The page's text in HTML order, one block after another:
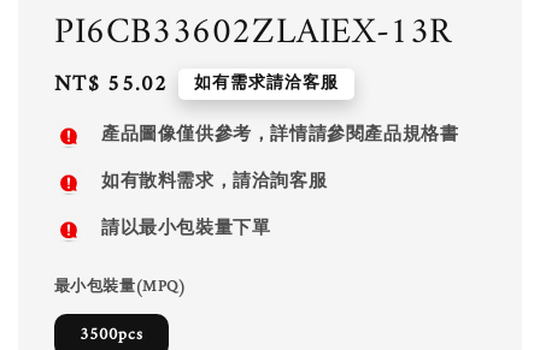
PI6CB33602ZLAIEX-13R
Regular
price
NT$ 55.02 如有需求請洽客服
產品圖像僅供參考，詳情請參閱產品規格書
如有散料需求，請洽詢客服
請以最小包裝量下單
最小包裝量(MPQ)
3500pcs